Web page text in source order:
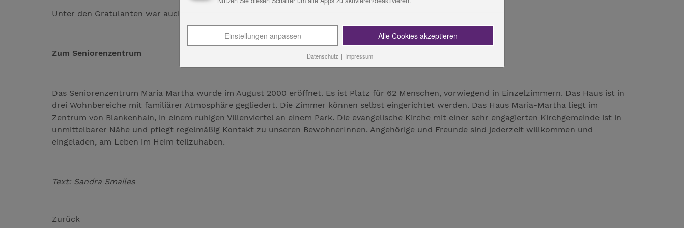
Unter den Gratulanten war auch Landrat Münchberg.
Zum Seniorenzentrum
Das Seniorenzentrum Maria Martha wurde im August 2000 eröffnet. Es ist Platz für 62 Menschen, vorwiegend in Einzelzimmern. Das Haus ist in
drei Wohnbereiche mit familiärer Atmosphäre gegliedert. Die Zimmer können selbst eingerichtet werden. Das Haus Maria-Martha liegt im
Zentrum von Blankenhain, in einem ruhigen Villenviertel an einem Park. Die evangelische Kirche mit einer sehr engagierten Kirchgemeinde ist in
unmittelbarer Nähe und pflegt regelmäßig Kontakt zu unseren BewohnerInnen. Angehörige und Freunde sind jederzeit willkommen und
eingeladen, am Leben im Heim teilzuhaben.
Text: Sandra Smailes
Zurück
Einstellungen anpassen Alle Cookies akzeptieren
Datenschutz | Impressum